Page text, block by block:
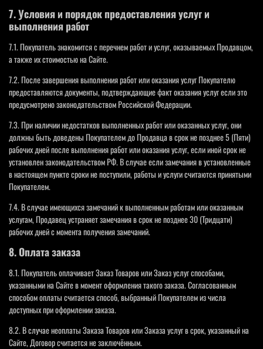
7. Условия и порядок предоставления услуг и
выполнения работ
7.1. Покупатель знакомится с перечнем работ и услуг, оказываемых Продавцом,
а также их стоимостью на Сайте.
7.2. После завершения выполнения работ или оказания услуг Покупателю
предоставляются документы, подтверждающие факт оказания услуг если это
предусмотрено законодательством Российской Федерации.
7.3. При наличии недостатков выполненных работ или оказанных услуг, они
должны быть доведены Покупателем до Продавца в срок не позднее 5 (Пяти)
рабочих дней после выполнения работ или оказания услуг, если иной срок не
установлен законодательством РФ. В случае если замечания в установленные
в настоящем пункте сроки не поступили, работы и услуги считаются принятыми
Покупателем.
7.4. В случае имеющихся замечаний к выполненным работам или оказанным
услугам, Продавец устраняет замечания в срок не позднее 30 (Тридцати)
рабочих дней с момента получения замечаний.
8. Оплата заказа
8.1. Покупатель оплачивает Заказ Товаров или Заказ услуг способами,
указанными на Сайте в момент оформления такого заказа. Согласованным
способом оплаты считается способ, выбранный Покупателем из числа
доступных при оформлении заказа.
8.2. В случае неоплаты Заказа Товаров или Заказа услуг в срок, указанный на
Сайте, Договор считается не заключённым.